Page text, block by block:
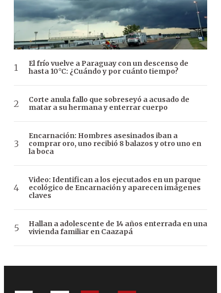
El frío vuelve a Paraguay con un descenso de
hasta 10°C: ¿Cuándo y por cuánto tiempo?
Corte anula fallo que sobreseyó a acusado de
matar a su hermana y enterrar cuerpo
Encarnación: Hombres asesinados iban a
comprar oro, uno recibió 8 balazos y otro uno en
la boca
Video: Identifican a los ejecutados en un parque
ecológico de Encarnación y aparecen imágenes
claves
Hallan a adolescente de 14 años enterrada en una
vivienda familiar en Caazapá